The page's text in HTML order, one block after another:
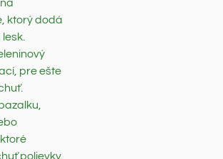
ktorý dodá
pre ešte
polievky.